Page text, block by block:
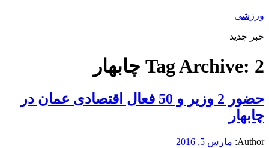
ورزشی
خبر جدید
Tag Archive: 2 چابهار
حضور 2 وزیر و 50 فعال اقتصادی عمان در
چابهار
Author: مارس 5, 2016